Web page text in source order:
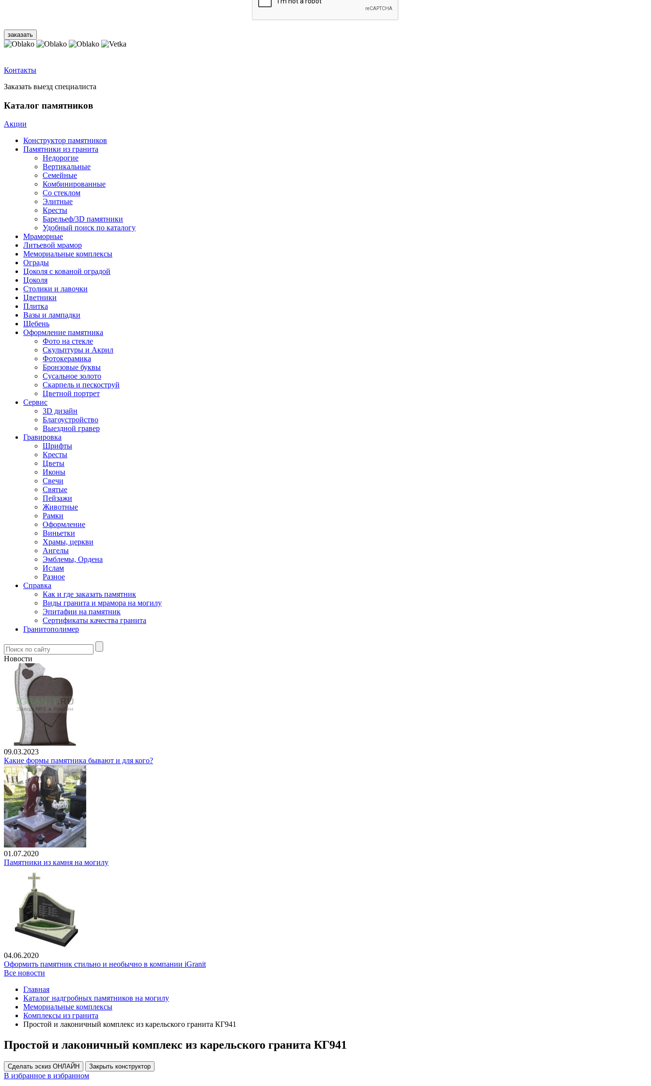
Контакты
Заказать выезд специалиста
Каталог памятников
Акции
Конструктор памятников
Памятники из гранита
Недорогие
Вертикальные
Семейные
Комбинированные
Со стеклом
Элитные
Кресты
Барельеф/3D памятники
Удобный поиск по каталогу
Мраморные
Литьевой мрамор
Мемориальные комплексы
Ограды
Цоколя с кованой оградой
Цоколя
Столики и лавочки
Цветники
Плитка
Вазы и лампадки
Щебень
Оформление памятника
Фото на стекле
Скульптуры и Акрил
Фотокерамика
Бронзовые буквы
Сусальное золото
Скарпель и пескоструй
Цветной портрет
Сервис
3D дизайн
Благоустройство
Выездной гравер
Гравировка
Шрифты
Кресты
Цветы
Иконы
Свечи
Святые
Пейзажи
Животные
Рамки
Оформление
Виньетки
Храмы, церкви
Ангелы
Эмблемы, Ордена
Ислам
Разное
Справка
Как и где заказать памятник
Виды гранита и мрамора на могилу
Эпитафии на памятник
Сертификаты качества гранита
Гранитополимер
Новости
09.03.2023
Какие формы памятника бывают и для кого?
01.07.2020
Памятники из камня на могилу
04.06.2020
Оформить памятник стильно и необычно в компании iGranit
Все новости
Главная
Каталог надгробных памятников на могилу
Мемориальные комплексы
Комплексы из гранита
Простой и лаконичный комплекс из карельского гранита КГ941
Простой и лаконичный комплекс из карельского гранита КГ941
Сделать эскиз ОНЛАЙН Закрыть конструктор
В избранное в избранном